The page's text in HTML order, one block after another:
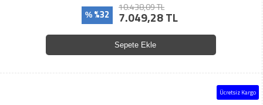
% %32
10.438,09 TL
7.049,28 TL
Sepete Ekle
Ücretsiz Kargo